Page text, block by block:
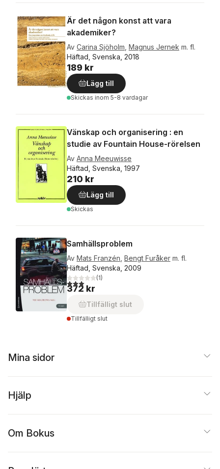
Är det någon konst att vara
akademiker?
Av Carina Sjöholm Magnus Jernek m. fl.
Häftad, Svenska, 2018
189 kr
Lägg till
Skickas inom 5-8 vardagar
Vänskap och organisering : en
studie av Fountain House-rörelsen
Av Anna Meeuwisse
Häftad, Svenska, 1997
210 kr
Lägg till
Skickas
Samhällsproblem
Av Mats Franzén Bengt Furåker m. fl.
Häftad, Svenska, 2009
3,0utav 5 stjärnor. Totalt antal röster:
(1)
372 kr
Tillfälligt slut
Tillfälligt slut
Mina sidor
Hjälp
Om Bokus